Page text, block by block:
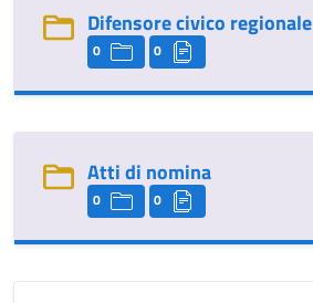
Difensore civico regionale
0 0
Atti di nomina
0 0